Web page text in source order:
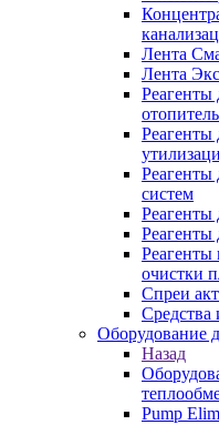
Лента
Лента
Реагенты
Реагенты
Реагенты
систем
Реагенты
Реагенты
Реагенты
очистки
Спреи
Средства
Оборудование
Назад
Pump